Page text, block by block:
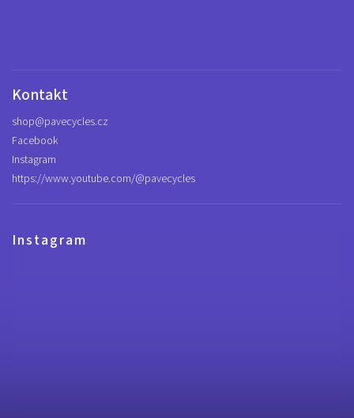
Kontakt
shop@pavecycles.cz
Facebook
Instagram
https://www.youtube.com/@pavecycles
Instagram